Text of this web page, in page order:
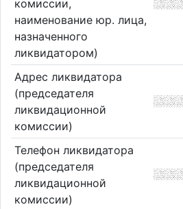
комиссии,
наименование юр. лица,
назначенного
ликвидатором)
Адрес ликвидатора
(председателя
ликвидационной
комиссии)
Телефон ликвидатора
(председателя
ликвидационной
комиссии)